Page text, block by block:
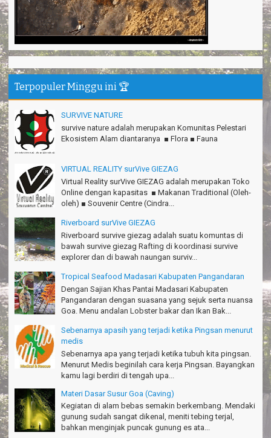
Gn.Ciremai seru banget
Ridwan - Bekasi
Pokonya seru, Amazing gmana?!
Susi - Cimahi
Thanks Gn.Ciremai mantap
Rian - Surabaya
Thanks!Green canyon Amazing
William - Singapore
TRIms Team surVive atas panduan wisata Kabupaten
Pangandaran
Haturnuhun kang Arief, Citumang seru!
Risna - Garut
Salam lestari!
Tapak Adventure Club - Bandung Barat
Thanks!
Thanks Bodyrafting Green canyon, extreme, enjoy dan seru
Santoso - Kudus
Sudrajat - Kuningan
エキサイティングなツアー。ありがとう Arief Pangandaran
Nakata-Osaka Japan
Hiromi - Fukusima Japan
Terpopuler Minggu ini 🏆
SURVIVE NATURE
survive nature adalah merupakan Komunitas Pelestari
Ekosistem Alam diantaranya ■ Flora ■ Fauna
VIRTUAL REALITY surVive GIEZAG
Virtual Reality surVive GIEZAG adalah merupakan Toko
Online dengan kapasitas ■ Makanan Traditional (Oleh-
oleh) ■ Souvenir Centre (Cindra...
Riverboard surVive GIEZAG
Riverboard survive giezag adalah suatu komuntas di
bawah survive giezag Rafting di koordinasi survive
explorer dan di bawah naungan surviv...
Tropical Seafood Madasari Kabupaten Pangandaran
Dengan Sajian Khas Pantai Madasari Kabupaten
Pangandaran dengan suasana yang sejuk serta nuansa
Goa. Menu andalan Lobster bakar dan Ikan Bak...
Sebenarnya apasih yang terjadi ketika Pingsan menurut
medis
Sebenarnya apa yang terjadi ketika tubuh kita pingsan.
Menurut Medis beginilah cara kerja Pingsan. Bayangkan
kamu lagi berdiri di tengah upa...
Materi Dasar Susur Goa (Caving)
Kegiatan di alam bebas semakin berkembang. Mendaki
gunung sudah sangat dikenal, meniti tebing terjal,
bahkan menginjak puncak gunung es ata...